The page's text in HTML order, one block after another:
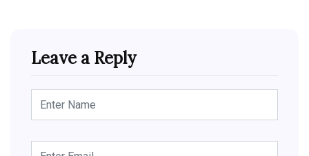
Leave a Reply